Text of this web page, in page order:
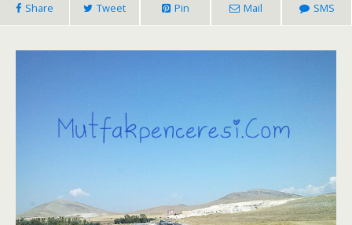
Share Tweet Pin Mail SMS